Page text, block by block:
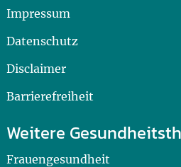
Impressum
Datenschutz
Disclaimer
Barrierefreiheit
Weitere
Frauengesundheit